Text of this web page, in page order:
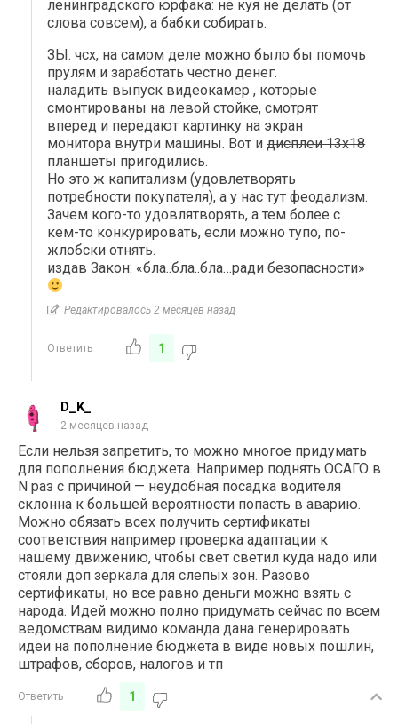
ленинградского юрфака: не куя не делать (от
слова совсем), а бабки собирать.
ЗЫ. чсх, на самом деле можно было бы помочь
прулям и заработать честно денег.
наладить выпуск видеокамер , которые
смонтированы на левой стойке, смотрят
вперед и передают картинку на экран
монитора внутри машины. Вот идисплеи 13х18
планшеты пригодились.
Но это ж капитализм (удовлетворять
потребности покупателя), а у нас тут феодализм.
Зачем кого-то удовлятворять, а тем более с
кем-то конкурировать, если можно тупо, по-
жлобски отнять.
издав Закон: «бла..бла..бла…ради безопасности»
Редактировалось 2 месяцев назад
Ответить 1
D_K_
2 месяцев назад
Если нельзя запретить, то можно многое придумать
для пополнения бюджета. Например поднять ОСАГО в
N раз с причиной — неудобная посадка водителя
склонна к большей вероятности попасть в аварию.
Можно обязать всех получить сертификаты
соответствия например проверка адаптации к
нашему движению, чтобы свет светил куда надо или
стояли доп зеркала для слепых зон. Разово
сертификаты, но все равно деньги можно взять с
народа. Идей можно полно придумать сейчас по всем
ведомствам видимо команда дана генерировать
идеи на пополнение бюджета в виде новых пошлин,
штрафов, сборов, налогов и тп
Ответить 1